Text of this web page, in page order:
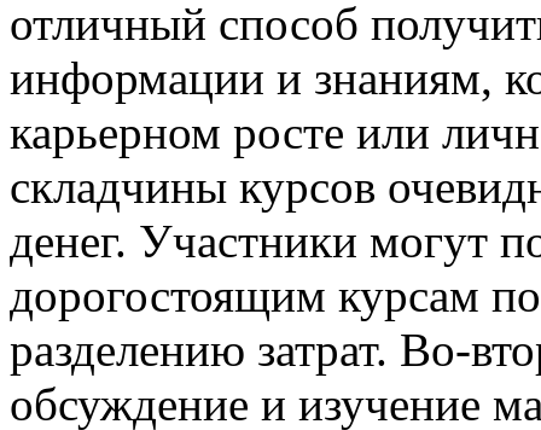
отличный способ
информации и знаниям,
карьерном росте или
складчины курсов
денег. Участники могут
дорогостоящим курсам
разделению затрат. Во-
обсуждение и изучение